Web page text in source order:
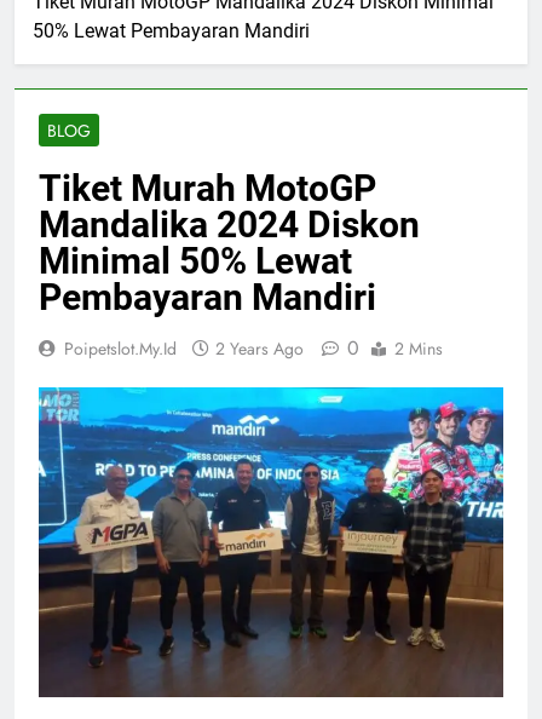
50% Lewat Pembayaran Mandiri
BLOG
Tiket Murah MotoGP
Mandalika 2024 Diskon
Minimal 50% Lewat
Pembayaran Mandiri
Poipetslot.my.id 2 Years Ago 0 2 Mins